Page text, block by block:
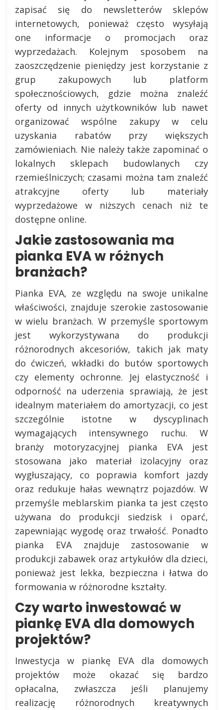
zapisać się do newsletterów sklepów
internetowych, ponieważ często wysyłają
one informacje o promocjach oraz
wyprzedażach. Kolejnym sposobem na
zaoszczędzenie pieniędzy jest korzystanie z
grup zakupowych lub platform
społecznościowych, gdzie można znaleźć
oferty od innych użytkowników lub nawet
organizować wspólne zakupy w celu
uzyskania rabatów przy większych
zamówieniach. Nie należy także zapominać o
lokalnych sklepach budowlanych czy
rzemieślniczych; czasami można tam znaleźć
atrakcyjne oferty lub materiały
wyprzedażowe w niższych cenach niż te
dostępne online.
Jakie zastosowania ma
pianka EVA w różnych
branżach?
Pianka EVA, ze względu na swoje unikalne
właściwości, znajduje szerokie zastosowanie
w wielu branżach. W przemyśle sportowym
jest wykorzystywana do produkcji
różnorodnych akcesoriów, takich jak maty
do ćwiczeń, wkładki do butów sportowych
czy elementy ochronne. Jej elastyczność i
odporność na uderzenia sprawiają, że jest
idealnym materiałem do amortyzacji, co jest
szczególnie istotne w dyscyplinach
wymagających intensywnego ruchu. W
branży motoryzacyjnej pianka EVA jest
stosowana jako materiał izolacyjny oraz
wygłuszający, co poprawia komfort jazdy
oraz redukuje hałas wewnątrz pojazdów. W
przemyśle meblarskim pianka ta jest często
używana do produkcji siedzisk i oparć,
zapewniając wygodę oraz trwałość. Ponadto
pianka EVA znajduje zastosowanie w
produkcji zabawek oraz artykułów dla dzieci,
ponieważ jest lekka, bezpieczna i łatwa do
formowania w różnorodne kształty.
Czy warto inwestować w
piankę EVA dla domowych
projektów?
Inwestycja w piankę EVA dla domowych
projektów może okazać się bardzo
opłacalna, zwłaszcza jeśli planujemy
realizację różnorodnych kreatywnych